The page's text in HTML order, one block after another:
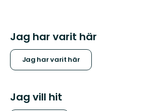
Jag har varit här
Jag har varit här
Jag vill hit